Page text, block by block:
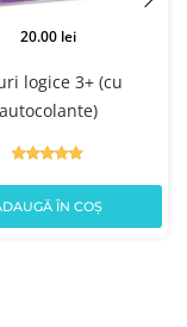
logice 3+ (cu
autocolante)
20.00 lei
ÎN COȘ